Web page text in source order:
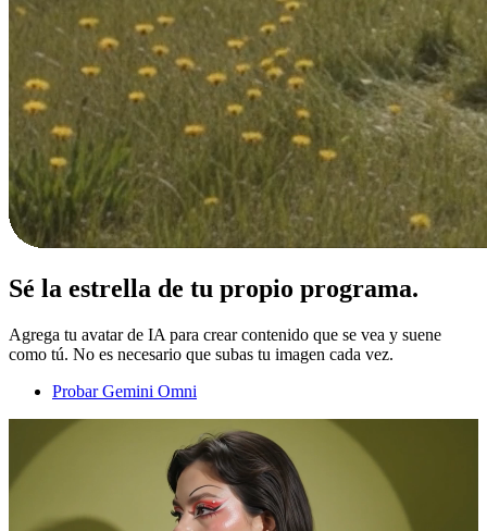
Sé la estrella de tu propio programa.
Agrega tu avatar de IA para crear contenido que se vea y suene
como tú. No es necesario que subas tu imagen cada vez.
Probar Gemini Omni